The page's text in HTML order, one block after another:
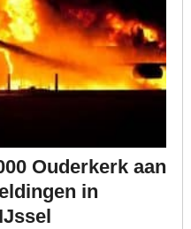
Ouderkerk aan
in